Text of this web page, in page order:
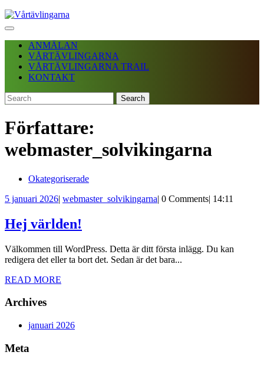
Skip
to
Facebook
Instagram
Open
MenuANMÄLAN
VÅRTÄVLINGARNA
VÅRTÄVLINGARNA TRAIL
KONTAKT
Search
for:
MENU
Författare:
webmaster_solvikingarna
Okategoriserade
5 januari 20265
2026
| webmaster_solvikingarna| 0 Comments| 14:11
Hej världen!
Välkommen till WordPress. Detta är ditt första inlägg. Du kan
redigera det eller ta bort det. Sedan är det bara...
READ MORE
Archives
januari 2026
Meta